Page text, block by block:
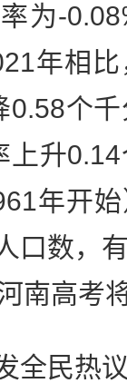
为-
年相
个
升
年开
口数，
南高考
民热议